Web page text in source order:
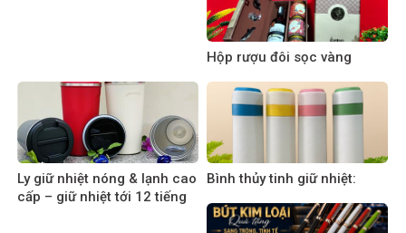
Hộp rượu đôi sọc vàng
Ly giữ nhiệt nóng & lạnh cao
cấp – giữ nhiệt tới 12 tiếng
Bình thủy tinh giữ nhiệt: